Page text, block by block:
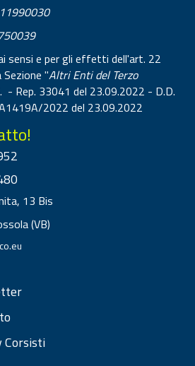
sensi e per gli effetti dell'art. 22
"Altri Enti del Terzo
- Rep. 33041 del 23.09.2022 - D.D.
2022 del 23.09.2022
13 Bis
(VB)
Corsisti